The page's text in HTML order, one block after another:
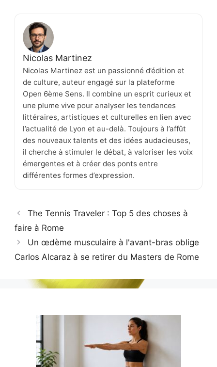
Nicolas Martinez
Nicolas Martinez est un passionné d’édition et
de culture, auteur engagé sur la plateforme
Open 6ème Sens. Il combine un esprit curieux et
une plume vive pour analyser les tendances
littéraires, artistiques et culturelles en lien avec
l’actualité de Lyon et au-delà. Toujours à l’affût
des nouveaux talents et des idées audacieuses,
il cherche à stimuler le débat, à valoriser les voix
émergentes et à créer des ponts entre
différentes formes d’expression.
The Tennis Traveler : Top 5 des choses à
faire à Rome
Un œdème musculaire à l'avant-bras oblige
Carlos Alcaraz à se retirer du Masters de Rome